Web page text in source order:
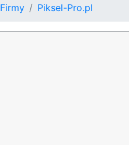
Firmy Piksel-Pro.pl